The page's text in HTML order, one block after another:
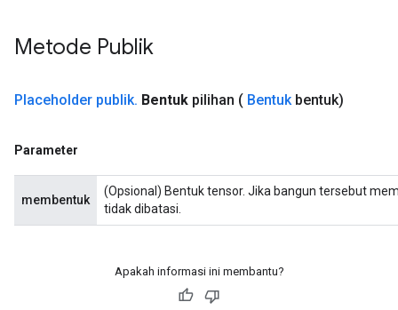
Metode Publik
Placeholder publik. Bentuk pilihan ( Bentuk bentuk)
Parameter
membentuk
(Opsional) Bentuk tensor. Jika bangun tersebut
tidak dibatasi.
Apakah informasi ini membantu?